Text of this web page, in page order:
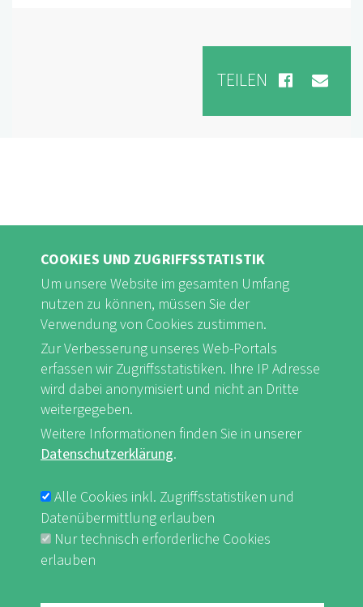
TEILEN
FB
FUSSBEREICHSMENÜ
Impressum & Datenschutz nf-int.org
COOKIES UND ZUGRIFFSSTATISTIK
Um unsere Website im gesamten Umfang
nutzen zu können, müssen Sie der
Verwendung von Cookies zustimmen.
Zur Verbesserung unseres Web-Portals
erfassen wir Zugriffsstatistiken. Ihre IP Adresse
wird dabei anonymisiert und nicht an Dritte
weitergegeben.
Weitere Informationen finden Sie in unserer
Datenschutzerklärung.
Alle Cookies inkl. Zugriffsstatistiken und
Datenübermittlung erlauben
Nur technisch erforderliche Cookies
erlauben